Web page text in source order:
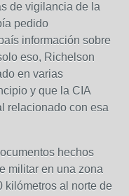
de vigilancia de la
pedido
información sobre
eso, Richelson
en varias
y que la CIA
relacionado con esa
hechos
militar en una zona
kilómetros al norte de